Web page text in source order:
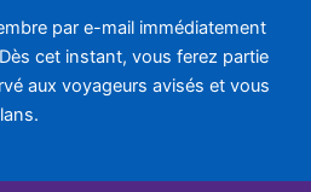
par e-mail immédiatement
cet instant, vous ferez partie
aux voyageurs avisés et vous